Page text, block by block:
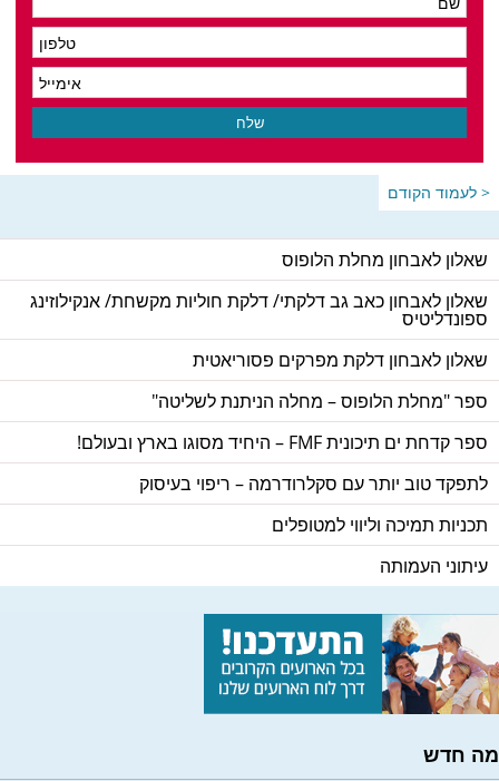
< לעמוד הקודם
שאלון לאבחון מחלת הלופוס
שאלון לאבחון כאב גב דלקתי/ דלקת חוליות מקשחת/ אנקילוזינג
ספונדליטיס
שאלון לאבחון דלקת מפרקים פסוריאטית
ספר "מחלת הלופוס – מחלה הניתנת לשליטה"
ספר קדחת ים תיכונית FMF – היחיד מסוגו בארץ ובעולם!
לתפקד טוב יותר עם סקלרודרמה – ריפוי בעיסוק
תכניות תמיכה וליווי למטופלים
עיתוני העמותה
מה חדש